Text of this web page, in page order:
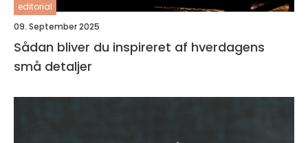
editorial
09. September 2025
Sådan bliver du inspireret af hverdagens
små detaljer